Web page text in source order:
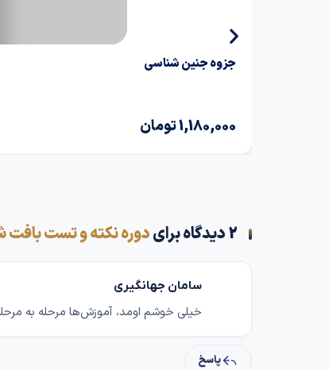
جزوه جنین شناسی
1,180,000تومان
2 دیدگاه برای دوره نکته و تست بافت
سامان جهانگیری
خیلی خوشم اومد، آموزش‌ها مرحله به
پاسخ